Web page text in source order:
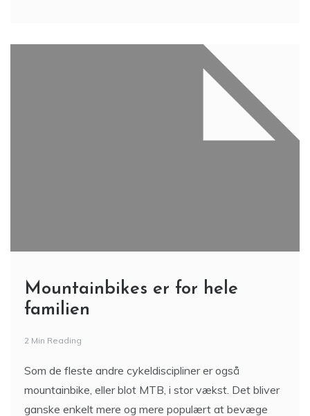
Mountainbikes er for hele
familien
2 Min Reading
Som de fleste andre cykeldiscipliner er også
mountainbike, eller blot MTB, i stor vækst. Det bliver
ganske enkelt mere og mere populært at bevæge